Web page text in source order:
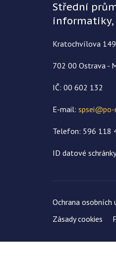
Střední
informatiky,
Kratochvílova
702 00 Ostrava -
IČ: 00 602 132
E-mail: spsei@po-
Telefon: 596 118
ID datové
Ochrana osobních
Zásady cookies